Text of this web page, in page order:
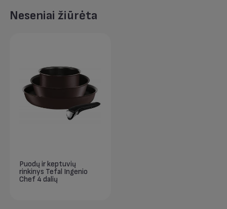
Neseniai žiūrėta
Puodų ir keptuvių
rinkinys Tefal Ingenio
Chef 4 dalių